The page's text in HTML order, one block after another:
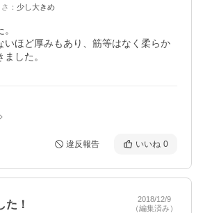
： 少し大きめ
いほど厚みもあり、筋等はなく柔らか
した。
違反報告 いいね 0
た！
2018/12/9
（編集済み）